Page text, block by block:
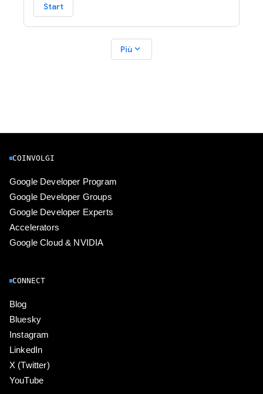
Start
Più expand_more
COINVOLGI
Google Developer Program
Google Developer Groups
Google Developer Experts
Accelerators
Google Cloud & NVIDIA
CONNECT
Blog
Bluesky
Instagram
LinkedIn
X (Twitter)
YouTube